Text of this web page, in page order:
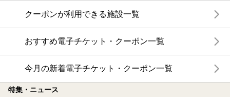
クーポンが利用できる施設一覧
おすすめ電子チケット・クーポン一覧
今月の新着電子チケット・クーポン一覧
特集・ニュース